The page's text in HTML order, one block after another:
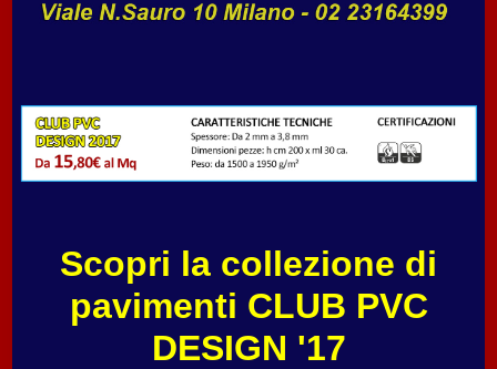
Scopri la collezione di
pavimenti CLUB PVC
DESIGN '17